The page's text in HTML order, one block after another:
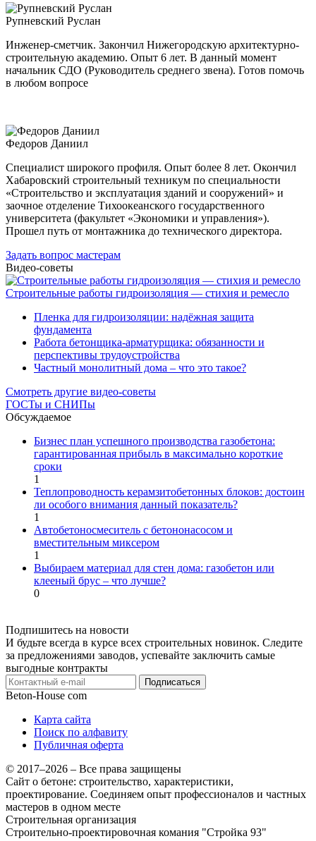
Рупневский Руслан
Инженер-сметчик. Закончил Нижегородскую архитектурно-
строительную академию. Опыт 6 лет. В данный момент
начальник СДО (Руководитель среднего звена). Готов помочь
в любом вопросе
Федоров Даниил
Специалист широкого профиля. Опыт более 8 лет. Окончил
Хабаровский строительный техникум по специальности
«Строительство и эксплуатация зданий и сооружений» и
заочное отделение Тихоокеанского государственного
университета (факультет «Экономики и управления»).
Прошел путь от монтажника до технического директора.
Задать вопрос мастерам
Видео-советы
Строительные работы гидроизоляция — стихия и ремесло
Пленка для гидроизоляции: надёжная защита
фундамента
Работа бетонщика-арматурщика: обязанности и
перспективы трудоустройства
Частный монолитный дома – что это такое?
Смотреть другие видео-советы
ГОСТы и СНИПы
Обсуждаемое
Бизнес план успешного производства газобетона:
гарантированная прибыль в максимально короткие
сроки
1
Теплопроводность керамзитобетонных блоков: достоин
ли особого внимания данный показатель?
1
Автобетоносмеситель с бетононасосом и
вместительным миксером
1
Выбираем материал для стен дома: газобетон или
клееный брус – что лучше?
0
Подпишитесь на новости
И будьте всегда в курсе всех строительных новинок. Следите
за предложениями заводов, успевайте заключить самые
выгодные контракты
Подписаться
Beton-House com
Карта сайта
Поиск по алфавиту
Публичная оферта
© 2017–2026 – Все права защищены
Сайт о бетоне: строительство, характеристики,
проектирование. Соединяем опыт профессионалов и частных
мастеров в одном месте
Строительная организация
Строительно-проектировочная комания "Стройка 93"